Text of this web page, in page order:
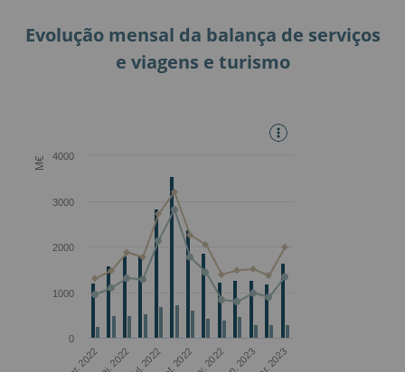
Evolução mensal da balança de serviços
e viagens e turismo